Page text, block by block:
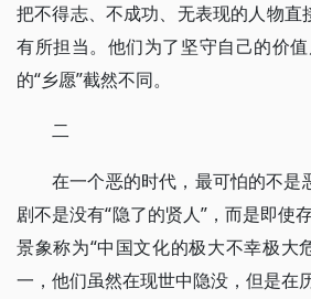
把不得志、不成功、无表现的人物
有所担当。他们为了坚守自己的价
的“乡愿”截然不同。
二
在一个恶的时代，最可怕的不
剧不是没有“隐了的贤人”，而是即使
景象称为“中国文化的极大不幸极大
一，他们虽然在现世中隐没，但是在